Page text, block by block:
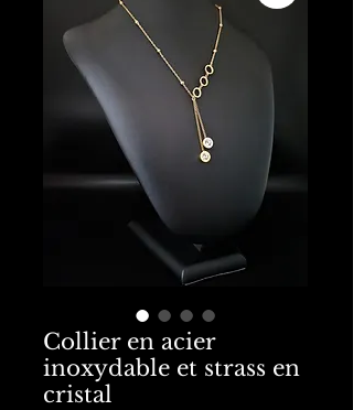
Collier en acier
inoxydable et strass en
cristal